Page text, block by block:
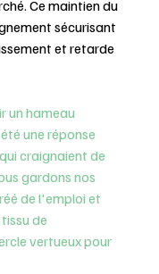
Ce maintien du
sécurisant
et retarde
un hameau
une réponse
craignaient de
gardons nos
de l'emploi et
de
vertueux pour